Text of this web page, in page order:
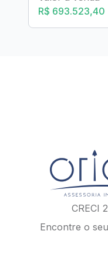
R$ 693.523,40
CRECI
Encontre o